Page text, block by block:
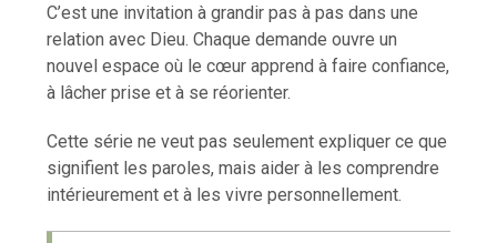
C’est une invitation à grandir pas à pas dans une
relation avec Dieu. Chaque demande ouvre un
nouvel espace où le cœur apprend à faire confiance,
à lâcher prise et à se réorienter.
Cette série ne veut pas seulement expliquer ce que
signifient les paroles, mais aider à les comprendre
intérieurement et à les vivre personnellement.